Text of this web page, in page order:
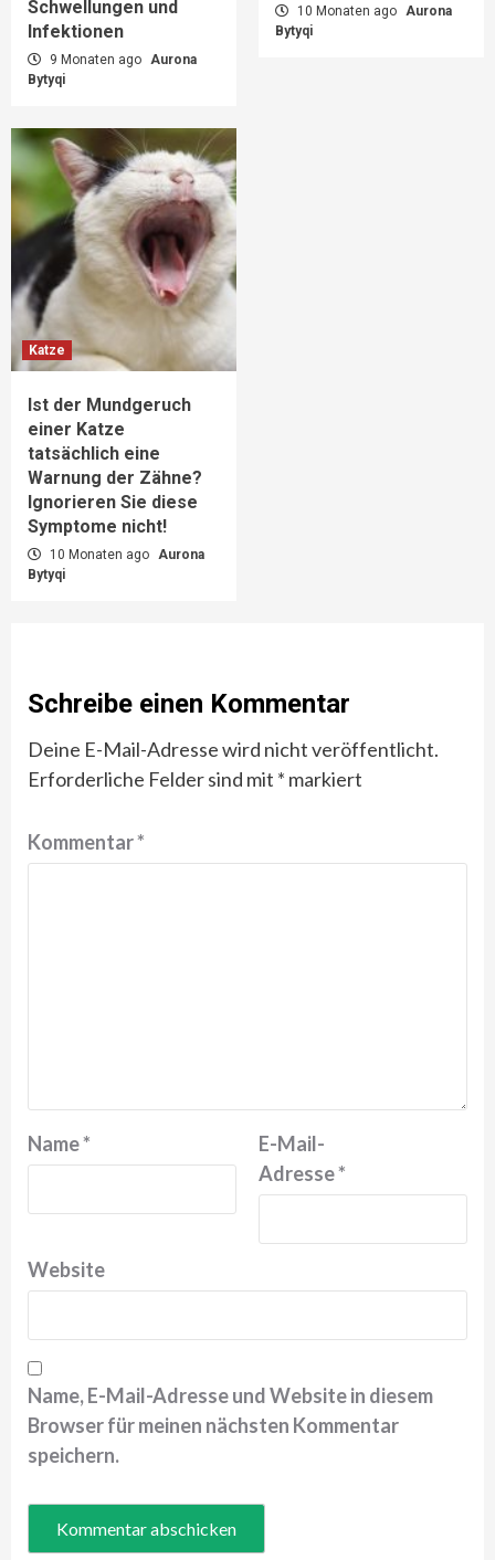
Schwellungen und
Infektionen
9 Monaten ago Aurona
Bytyqi
10 Monaten ago Aurona
Bytyqi
Katze
Ist der Mundgeruch
einer Katze
tatsächlich eine
Warnung der Zähne?
Ignorieren Sie diese
Symptome nicht!
10 Monaten ago Aurona
Bytyqi
Schreibe einen Kommentar
Deine E-Mail-Adresse wird nicht veröffentlicht.
Erforderliche Felder sind mit * markiert
Kommentar*
Name*
E-Mail-
Adresse*
Website
Name, E-Mail-Adresse und Website in diesem
Browser für meinen nächsten Kommentar
speichern.